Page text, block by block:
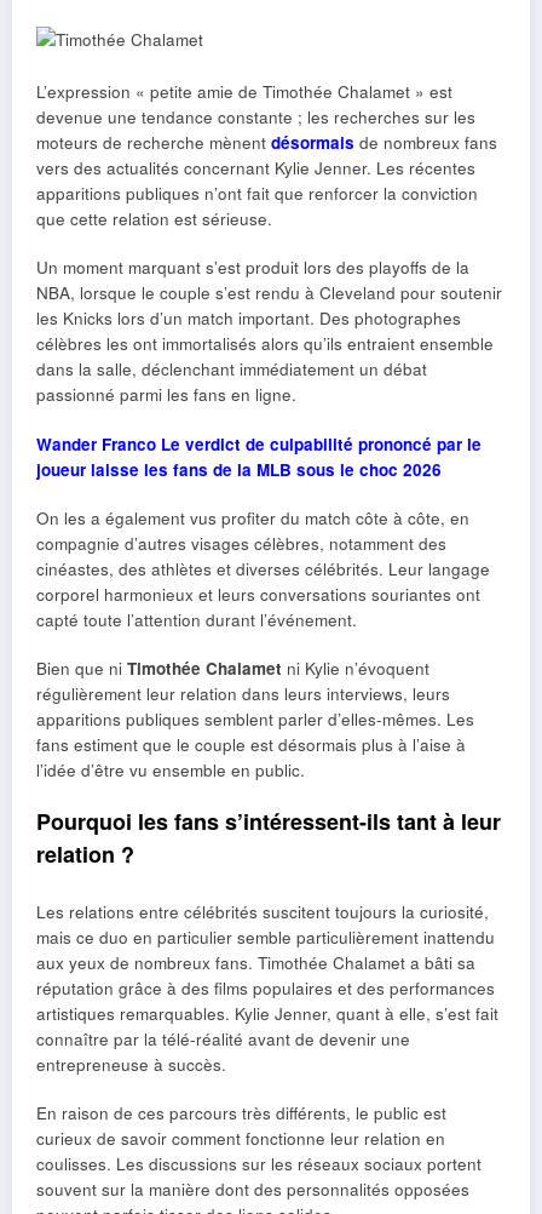
L’expression « petite amie de Timothée Chalamet » est
devenue une tendance constante ; les recherches sur les
moteurs de recherche mènent désormais de nombreux fans
vers des actualités concernant Kylie Jenner. Les récentes
apparitions publiques n’ont fait que renforcer la conviction
que cette relation est sérieuse.
Un moment marquant s’est produit lors des playoffs de la
NBA, lorsque le couple s’est rendu à Cleveland pour soutenir
les Knicks lors d’un match important. Des photographes
célèbres les ont immortalisés alors qu’ils entraient ensemble
dans la salle, déclenchant immédiatement un débat
passionné parmi les fans en ligne.
Wander Franco Le verdict de culpabilité prononcé par le
joueur laisse les fans de la MLB sous le choc 2026
On les a également vus profiter du match côte à côte, en
compagnie d’autres visages célèbres, notamment des
cinéastes, des athlètes et diverses célébrités. Leur langage
corporel harmonieux et leurs conversations souriantes ont
capté toute l’attention durant l’événement.
Bien que ni Timothée Chalamet ni Kylie n’évoquent
régulièrement leur relation dans leurs interviews, leurs
apparitions publiques semblent parler d’elles-mêmes. Les
fans estiment que le couple est désormais plus à l’aise à
l’idée d’être vu ensemble en public.
Pourquoi les fans s’intéressent-ils tant à leur
relation ?
Les relations entre célébrités suscitent toujours la curiosité,
mais ce duo en particulier semble particulièrement inattendu
aux yeux de nombreux fans. Timothée Chalamet a bâti sa
réputation grâce à des films populaires et des performances
artistiques remarquables. Kylie Jenner, quant à elle, s’est fait
connaître par la télé-réalité avant de devenir une
entrepreneuse à succès.
En raison de ces parcours très différents, le public est
curieux de savoir comment fonctionne leur relation en
coulisses. Les discussions sur les réseaux sociaux portent
souvent sur la manière dont des personnalités opposées